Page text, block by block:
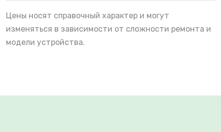
Цены носят справочный характер и могут
изменяться в зависимости от сложности ремонта и
модели устройства.